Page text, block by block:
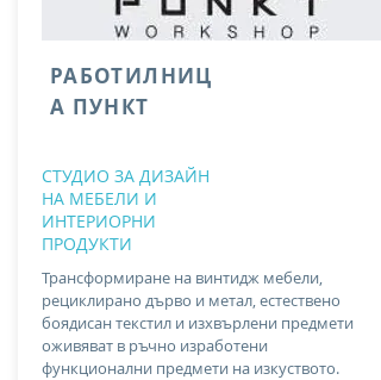
РАБОТИЛНИЦ
А ПУНКТ
СТУДИО ЗА ДИЗАЙН
НА МЕБЕЛИ И
ИНТЕРИОРНИ
ПРОДУКТИ
Трансформиране на винтидж мебели,
рециклирано дърво и метал, естествено
боядисан текстил и изхвърлени предмети
оживяват в ръчно изработени
функционални предмети на изкуството.